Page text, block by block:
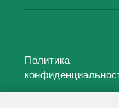
Политика